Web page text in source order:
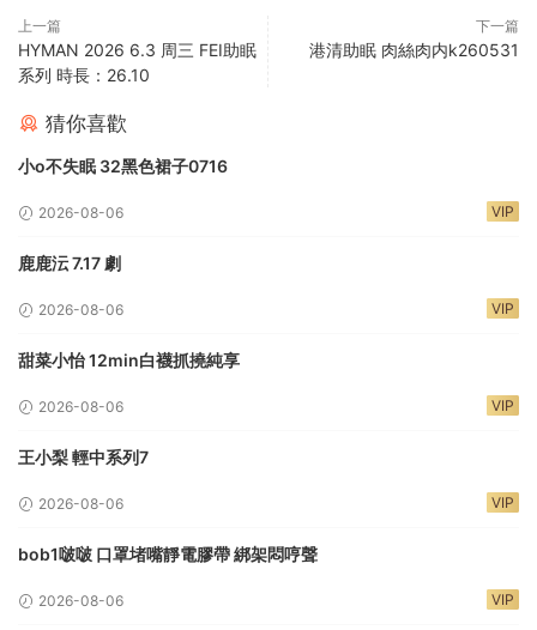
上一篇
HYMAN 2026 6.3 周三 FEI助眠
系列 時長：26.10
下一篇
港清助眠 肉絲肉内k260531
猜你喜歡
小o不失眠 32黑色裙子0716
2026-08-06 VIP
鹿鹿沄 7.17 劇
2026-08-06 VIP
甜菜小怡 12min白襪抓撓純享
2026-08-06 VIP
王小梨 輕中系列7
2026-08-06 VIP
bob1啵啵 口罩堵嘴靜電膠帶 綁架悶哼聲
2026-08-06 VIP